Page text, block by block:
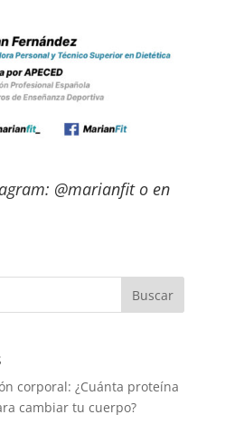
@marianfito en
corporal: ¿Cuánta proteína
cambiar tu cuerpo?